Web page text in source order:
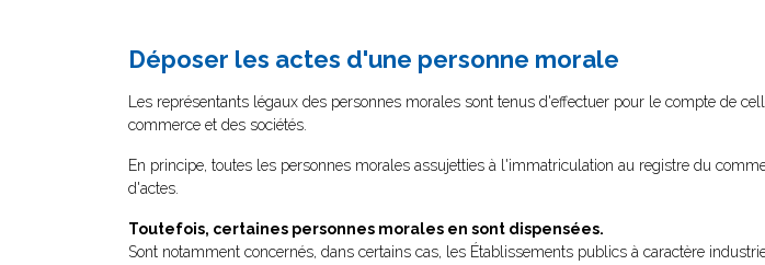
Déposer les actes d'une personne morale
Les représentants légaux des personnes morales sont tenus d'effectuer pour le compte de
commerce et des sociétés.
En principe, toutes les personnes morales assujetties à l'immatriculation au registre du
d'actes.
Toutefois, certaines personnes morales en sont dispensées.
Sont notamment concernés, dans certains cas, les Établissements publics à caractère